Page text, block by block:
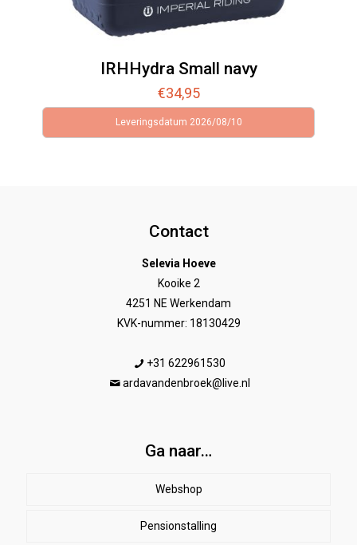
IRHHydra Small navy
€34,95
Leveringsdatum 2026/08/10
Contact
Selevia Hoeve
Kooike 2
4251 NE Werkendam
KVK-nummer: 18130429
+31 622961530
ardavandenbroek@live.nl
Ga naar…
Webshop
Paard
Pensionstalling